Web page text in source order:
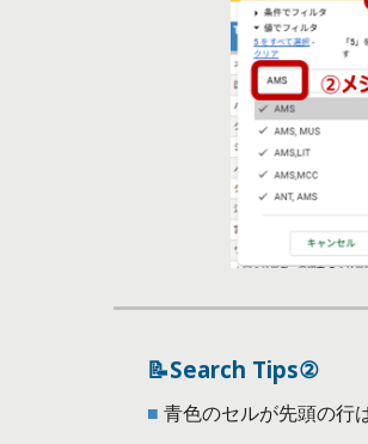
📝Search Tips②
■ 青色のセルが先頭の行